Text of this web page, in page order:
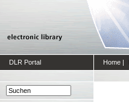
DLR Portal Home |